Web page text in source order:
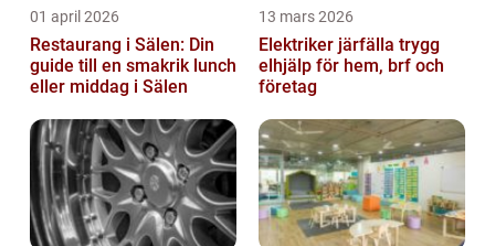
01 april 2026
Restaurang i Sälen: Din
guide till en smakrik lunch
eller middag i Sälen
13 mars 2026
Elektriker järfälla trygg
elhjälp för hem, brf och
företag